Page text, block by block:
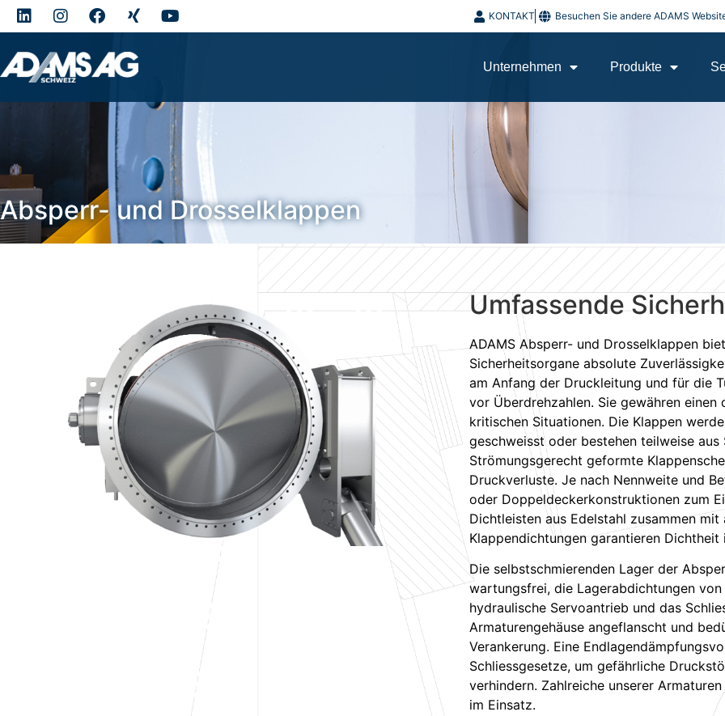
KONTAKT Besuchen Sie andere ADAMS
Unternehmen Produkte
Absperr- und Drosselklappen
Umfassende
ADAMS Absperr- und Drosselklappen
Sicherheitsorgane absolute
am Anfang der Druckleitung und für die
vor Überdrehzahlen. Sie gewähren einen
kritischen Situationen. Die Klappen
geschweisst oder bestehen teilweise aus
Strömungsgerecht geformte
Druckverluste. Je nach Nennweite und
oder Doppeldeckerkonstruktionen zum
Dichtleisten aus Edelstahl zusammen mit
Klappendichtungen garantieren
Die selbstschmierenden Lager der
wartungsfrei, die Lagerabdichtungen von
hydraulische Servoantrieb und das
Armaturengehäuse angeflanscht und
Verankerung. Eine
Schliessgesetze, um gefährliche
verhindern. Zahlreiche unserer
im Einsatz.